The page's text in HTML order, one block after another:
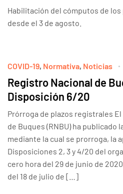
Habilitación del cómputos de
desde el 3 de agosto.
COVID-19, Normativa, Noticias
Registro Nacional de
Disposición 6/20
Prórroga de plazos registrales
de Buques (RNBU) ha publicado
mediante la cual se prorroga, la
Disposiciones 2, 3 y 4/20 del
cero hora del 29 de junio de
del 18 de julio de […]